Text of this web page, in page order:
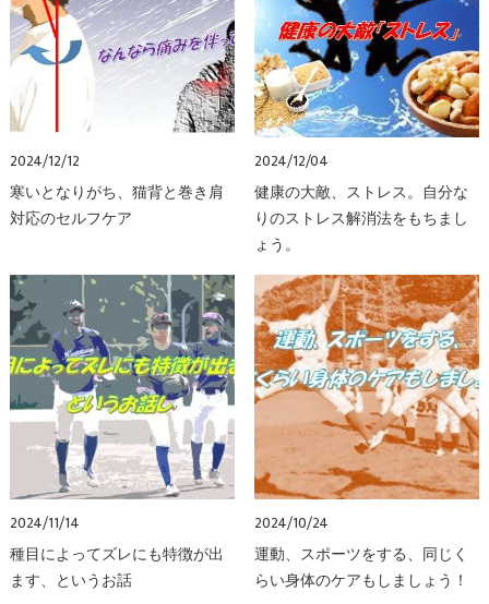
2024/12/12
寒いとなりがち、猫背と巻き肩
対応のセルフケア
2024/12/04
健康の大敵、ストレス。自分な
りのストレス解消法をもちまし
ょう。
2024/11/14
種目によってズレにも特徴が出
ます、というお話
2024/10/24
運動、スポーツをする、同じく
らい身体のケアもしましょう！